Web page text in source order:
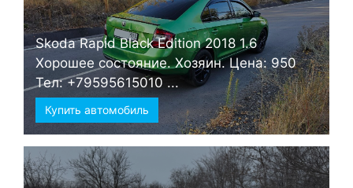
Skoda Rapid Black Edition 2018 1.6
Хорошее состояние. Хозяин. Цена: 950
Тел: +79595615010 ...
Купить автомобиль